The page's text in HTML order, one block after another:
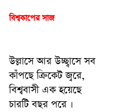
বিশ্বকাপের সাজ
উল্লাসে আর উচ্ছ্বাসে সব
কাঁপছে ক্রিকেট জ্বরে,
বিশ্ববাসী এক হয়েছে
চারটি বছর পরে ।